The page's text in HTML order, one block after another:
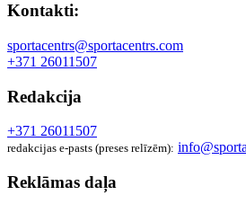
Kontakti:
sportacentrs@sportacentrs.com
+371 26011507
Redakcija
+371 26011507
redakcijas e-pasts (preses relīzēm):
Reklāmas daļa